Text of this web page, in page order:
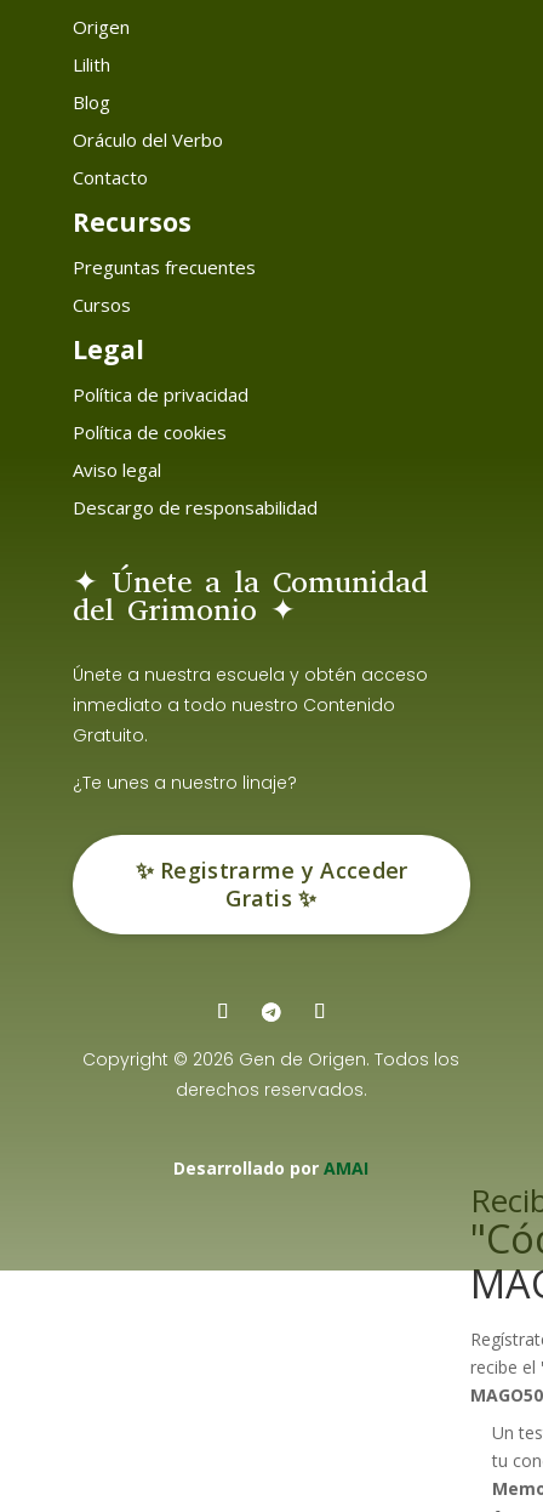
Origen
Lilith
Blog
Oráculo del Verbo
Contacto
Recursos
Preguntas frecuentes
Cursos
Legal
Política de privacidad
Política de cookies
Aviso legal
Descargo de responsabilidad
✦ Únete a la Comunidad
del Grimonio ✦
Únete a nuestra escuela y obtén acceso
inmediato a todo nuestro Contenido
Gratuito.
¿Te unes a nuestro linaje?
✨ Registrarme y Acceder
Gratis ✨
Copyright © 2026 Gen de Origen. Todos los
derechos reservados.
Desarrollado porAMAI
recibe el
Un
tu